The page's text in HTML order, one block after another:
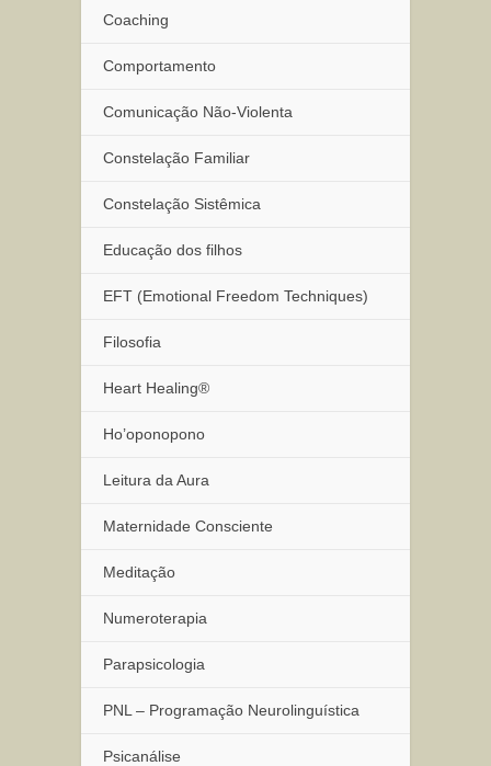
Coaching
Comportamento
Comunicação Não-Violenta
Constelação Familiar
Constelação Sistêmica
Educação dos filhos
EFT (Emotional Freedom Techniques)
Filosofia
Heart Healing®
Ho’oponopono
Leitura da Aura
Maternidade Consciente
Meditação
Numeroterapia
Parapsicologia
PNL – Programação Neurolinguística
Psicanálise